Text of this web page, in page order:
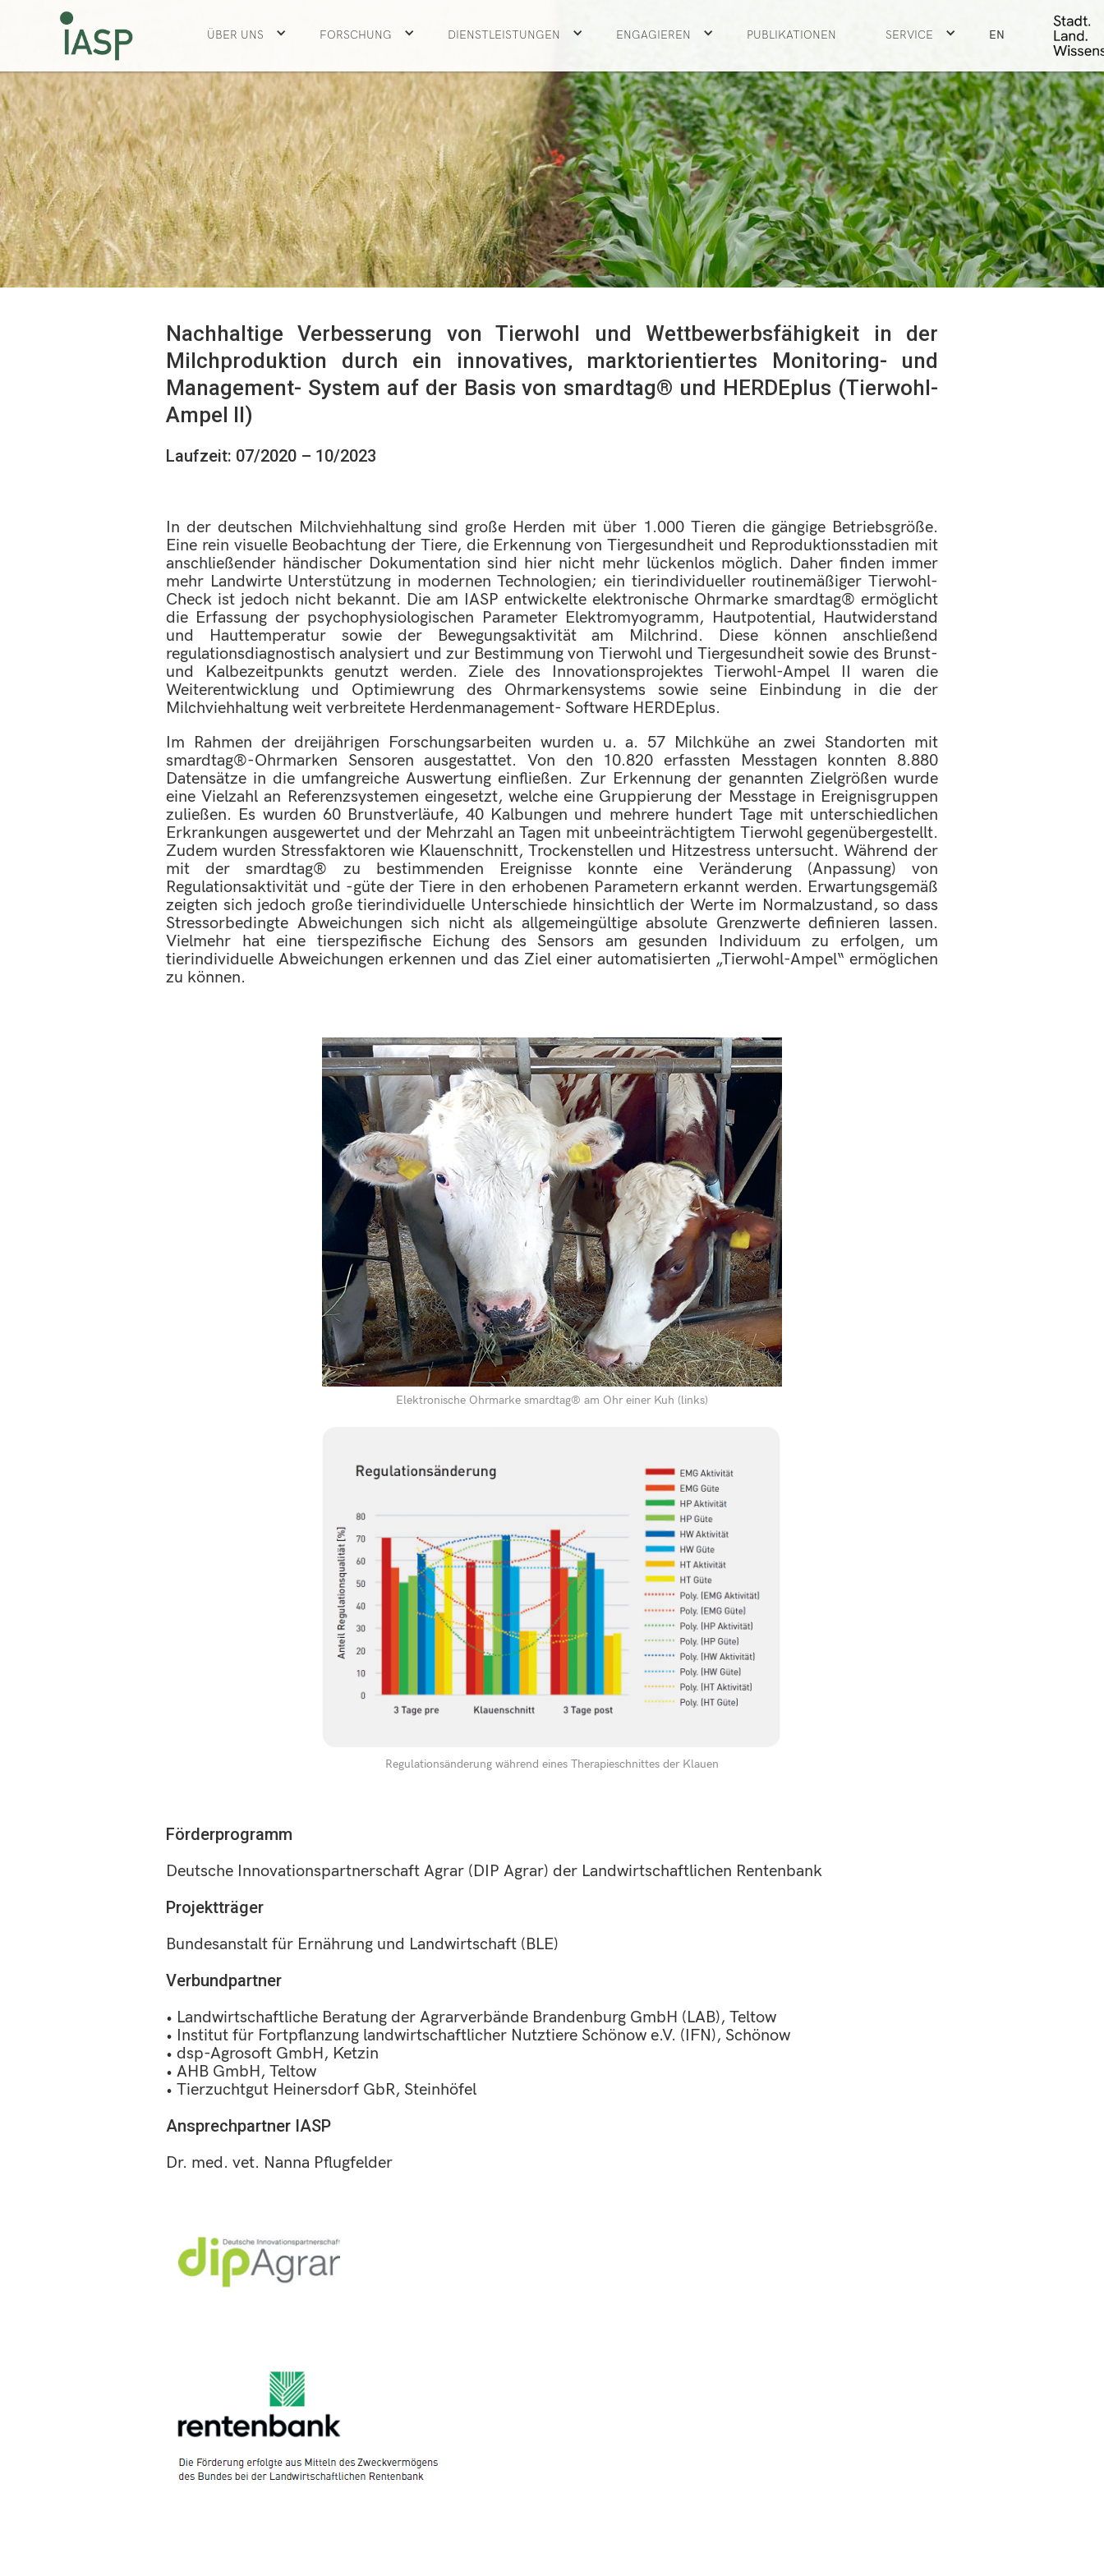
ÜBER UNS FORSCHUNG DIENSTLEISTUNGEN ENGAGIEREN PUBLIKATIONEN SERVICE EN
Nachhaltige Verbesserung von Tierwohl und Wettbewerbsfähigkeit in der
Milchproduktion durch ein innovatives, marktorientiertes Monitoring- und
Management- System auf der Basis von smardtag® und HERDEplus (Tierwohl-
Ampel II)
Laufzeit: 07/2020 – 10/2023
In der deutschen Milchviehhaltung sind große Herden mit über 1.000 Tieren die gängige Betriebsgröße.
Eine rein visuelle Beobachtung der Tiere, die Erkennung von Tiergesundheit und Reproduktionsstadien mit
anschließender händischer Dokumentation sind hier nicht mehr lückenlos möglich. Daher finden immer
mehr Landwirte Unterstützung in modernen Technologien; ein tierindividueller routinemäßiger Tierwohl-
Check ist jedoch nicht bekannt. Die am IASP entwickelte elektronische Ohrmarke smardtag® ermöglicht
die Erfassung der psychophysiologischen Parameter Elektromyogramm, Hautpotential, Hautwiderstand
und Hauttemperatur sowie der Bewegungsaktivität am Milchrind. Diese können anschließend
regulationsdiagnostisch analysiert und zur Bestimmung von Tierwohl und Tiergesundheit sowie des Brunst-
und Kalbezeitpunkts genutzt werden. Ziele des Innovationsprojektes Tierwohl-Ampel II waren die
Weiterentwicklung und Optimiewrung des Ohrmarkensystems sowie seine Einbindung in die der
Milchviehhaltung weit verbreitete Herdenmanagement- Software HERDEplus.
Im Rahmen der dreijährigen Forschungsarbeiten wurden u. a. 57 Milchkühe an zwei Standorten mit
smardtag®-Ohrmarken Sensoren ausgestattet. Von den 10.820 erfassten Messtagen konnten 8.880
Datensätze in die umfangreiche Auswertung einfließen. Zur Erkennung der genannten Zielgrößen wurde
eine Vielzahl an Referenzsystemen eingesetzt, welche eine Gruppierung der Messtage in Ereignisgruppen
zuließen. Es wurden 60 Brunstverläufe, 40 Kalbungen und mehrere hundert Tage mit unterschiedlichen
Erkrankungen ausgewertet und der Mehrzahl an Tagen mit unbeeinträchtigtem Tierwohl gegenübergestellt.
Zudem wurden Stressfaktoren wie Klauenschnitt, Trockenstellen und Hitzestress untersucht. Während der
mit der smardtag® zu bestimmenden Ereignisse konnte eine Veränderung (Anpassung) von
Regulationsaktivität und -güte der Tiere in den erhobenen Parametern erkannt werden. Erwartungsgemäß
zeigten sich jedoch große tierindividuelle Unterschiede hinsichtlich der Werte im Normalzustand, so dass
Stressorbedingte Abweichungen sich nicht als allgemeingültige absolute Grenzwerte definieren lassen.
Vielmehr hat eine tierspezifische Eichung des Sensors am gesunden Individuum zu erfolgen, um
tierindividuelle Abweichungen erkennen und das Ziel einer automatisierten „Tierwohl-Ampel“ ermöglichen
zu können.
Elektronische Ohrmarke smardtag® am Ohr einer Kuh (links)
Regulationsänderung während eines Therapieschnittes der Klauen
Förderprogramm
Deutsche Innovationspartnerschaft Agrar (DIP Agrar) der Landwirtschaftlichen Rentenbank
Projektträger
Bundesanstalt für Ernährung und Landwirtschaft (BLE)
Verbundpartner
• Landwirtschaftliche Beratung der Agrarverbände Brandenburg GmbH (LAB), Teltow
• Institut für Fortpflanzung landwirtschaftlicher Nutztiere Schönow e.V. (IFN), Schönow
• dsp-Agrosoft GmbH, Ketzin
• AHB GmbH, Teltow
• Tierzuchtgut Heinersdorf GbR, Steinhöfel
Ansprechpartner IASP
Dr. med. vet. Nanna Pflugfelder